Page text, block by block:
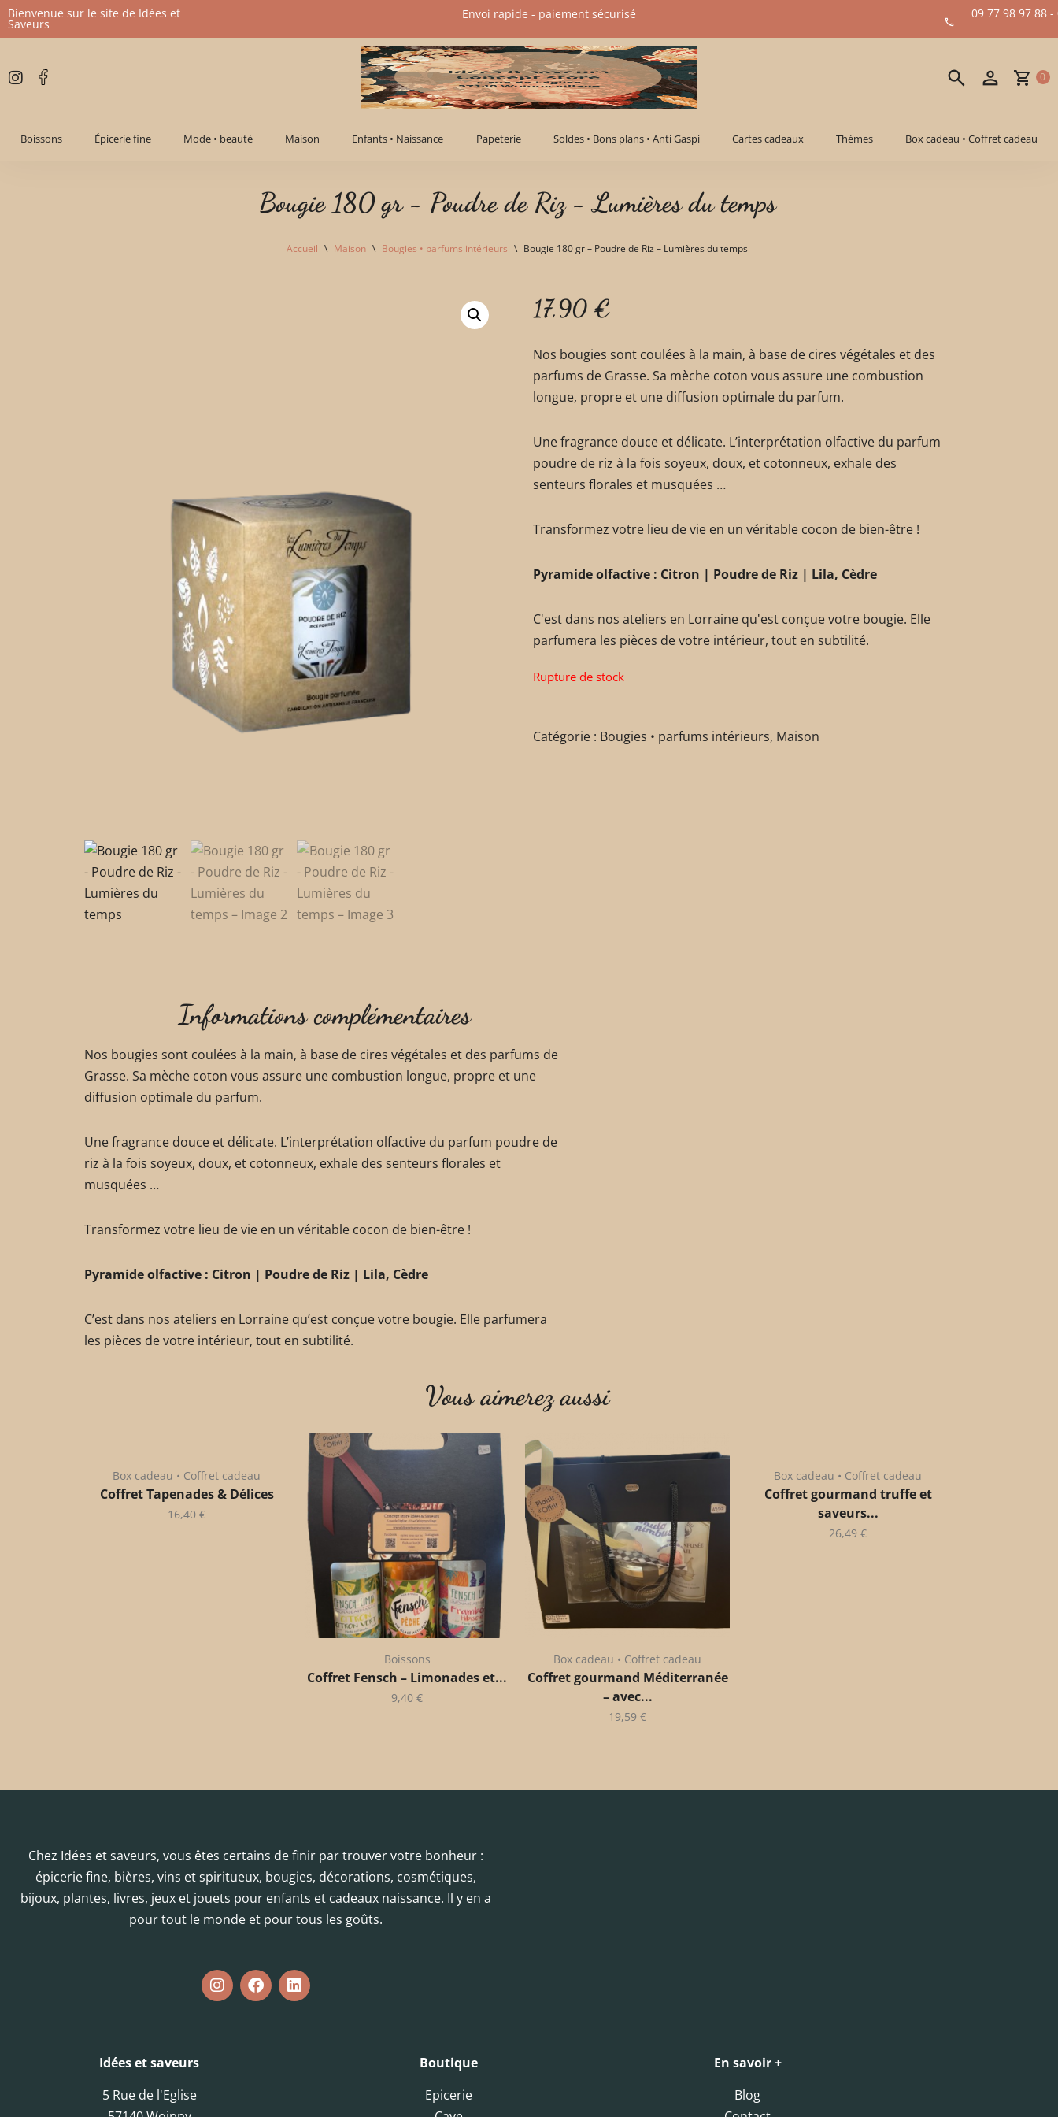
Aller
contenu
Bienvenue sur le site de Idées et
Saveurs
09 77 98 97 88 -
Envoi rapide - paiement sécurisé​
0
Boissons Épicerie fine Mode • beauté Maison Enfants • Naissance Papeterie Soldes • Bons plans • Anti Gaspi Cartes cadeaux Thèmes Box cadeau • Coffret cadeau
Bougie 180 gr - Poudre de Riz - Lumières du temps
Accueil \ Maison \ Bougies • parfums intérieurs \ Bougie 180 gr – Poudre de Riz – Lumières du temps
17,90 €
Nos bougies sont coulées à la main, à base de cires végétales et des
parfums de Grasse. Sa mèche coton vous assure une combustion
longue, propre et une diffusion optimale du parfum.
Une fragrance douce et délicate. L’interprétation olfactive du parfum
poudre de riz à la fois soyeux, doux, et cotonneux, exhale des
senteurs florales et musquées …
Transformez votre lieu de vie en un véritable cocon de bien-être !
Pyramide olfactive : Citron | Poudre de Riz | Lila, Cèdre
C'est dans nos ateliers en Lorraine qu'est conçue votre bougie. Elle
parfumera les pièces de votre intérieur, tout en subtilité.
Rupture de stock
Catégorie : Bougies • parfums intérieurs, Maison
Informations complémentaires
Nos bougies sont coulées à la main, à base de cires végétales et des parfums de
Grasse. Sa mèche coton vous assure une combustion longue, propre et une
diffusion optimale du parfum.
Une fragrance douce et délicate. L’interprétation olfactive du parfum poudre de
riz à la fois soyeux, doux, et cotonneux, exhale des senteurs florales et
musquées …
Transformez votre lieu de vie en un véritable cocon de bien-être !
Pyramide olfactive : Citron | Poudre de Riz | Lila, Cèdre
C’est dans nos ateliers en Lorraine qu’est conçue votre bougie. Elle parfumera
les pièces de votre intérieur, tout en subtilité.
Vous aimerez aussi
Box cadeau • Coffret cadeau
Coffret Tapenades & Délices
16,40 €
Boissons
Coffret Fensch – Limonades et...
9,40 €
Box cadeau • Coffret cadeau
Coffret gourmand Méditerranée
– avec...
19,59 €
Box cadeau • Coffret cadeau
Coffret gourmand truffe et
saveurs...
26,49 €
Chez Idées et saveurs, vous êtes certains de finir par trouver votre bonheur :
épicerie fine, bières, vins et spiritueux, bougies, décorations, cosmétiques,
bijoux, plantes, livres, jeux et jouets pour enfants et cadeaux naissance. Il y en a
pour tout le monde et pour tous les goûts.
Idées et saveurs
5 Rue de l'Eglise
Boutique
Epicerie
En savoir +
Blog